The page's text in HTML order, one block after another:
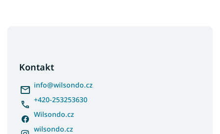
Kontakt
info@wilsondo.cz
+420-253253630
Wilsondo.cz
wilsondo.cz